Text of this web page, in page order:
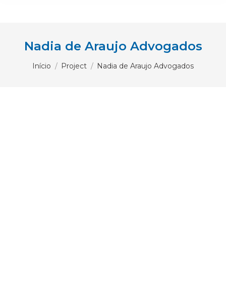
Nadia de Araujo Advogados
Início Project Nadia de Araujo Advogados